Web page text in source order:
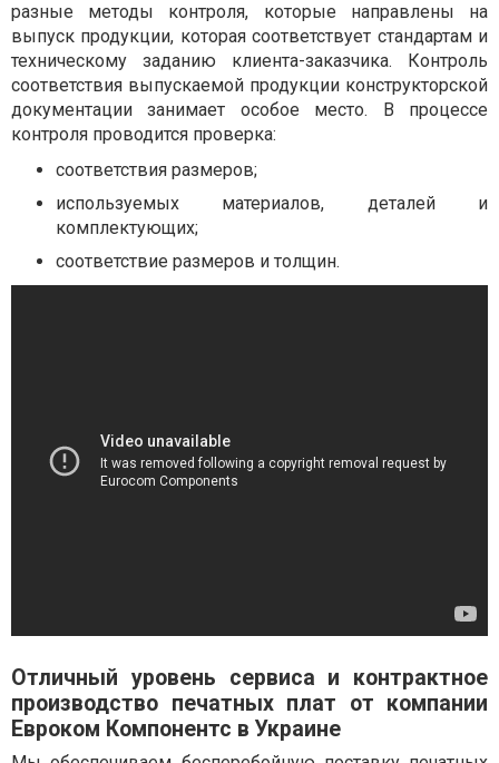
разные методы контроля, которые направлены на
выпуск продукции, которая соответствует стандартам и
техническому заданию клиента-заказчика. Контроль
соответствия выпускаемой продукции конструкторской
документации занимает особое место. В процессе
контроля проводится проверка:
соответствия размеров;
используемых материалов, деталей и
комплектующих;
соответствие размеров и толщин.
Отличный уровень сервиса и контрактное
производство печатных плат от компании
Евроком Компонентс в Украине